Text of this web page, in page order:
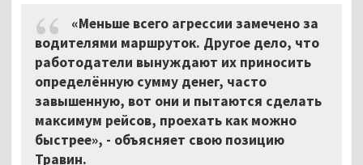
«Меньше всего агрессии замечено за
водителями маршруток. Другое дело, что
работодатели вынуждают их приносить
определённую сумму денег, часто
завышенную, вот они и пытаются сделать
максимум рейсов, проехать как можно
быстрее», - объясняет свою позицию
Травин.